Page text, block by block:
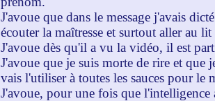
J'avoue que dans le message j'avais
écouter la maîtresse et surtout aller au
J'avoue dès qu'il a vu la vidéo, il est
J'avoue que je suis morte de rire et
vais l'utiliser à toutes les sauces pour le
J'avoue, pour une fois que l'intelligence